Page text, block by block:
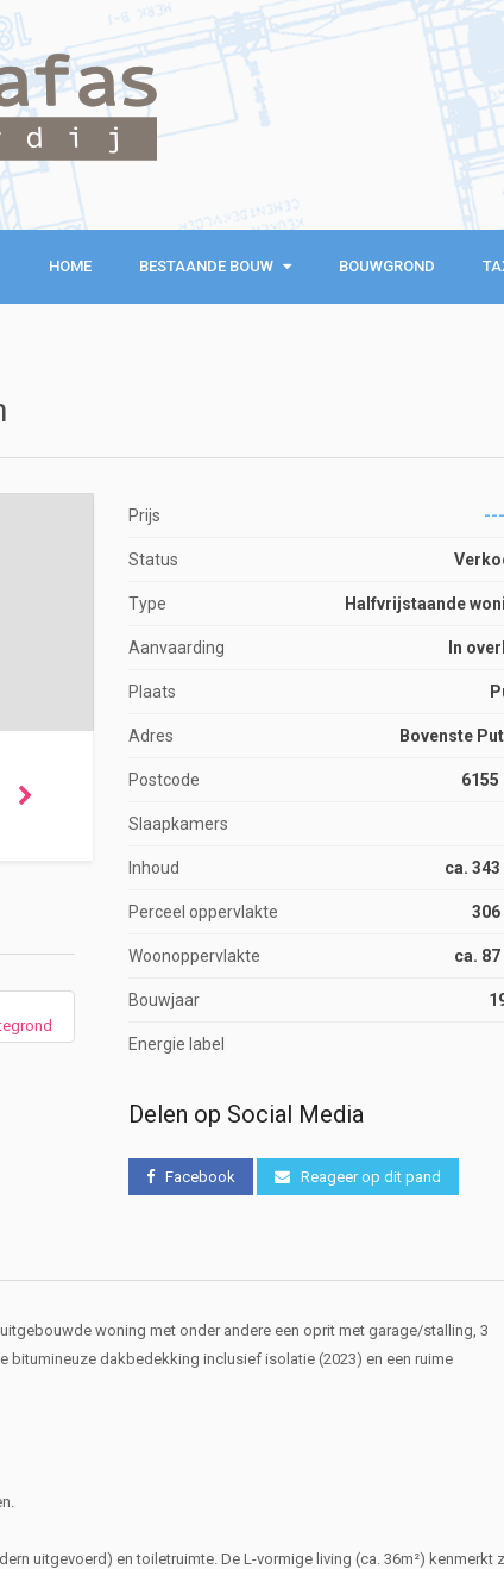
HOME BESTAANDE BOUW
BESTAANDE BOUW BOUWGROND
Prijs
Status
Type Halfvrijstaande
Aanvaarding In
Plaats
Adres Bovenste
Postcode 6155
Slaapkamers
Inhoud ca.
Perceel oppervlakte 306
Woonoppervlakte ca. 87
Bouwjaar
Energie label
Delen op Social Media
Facebook Reageer op dit pand
woning met onder andere een oprit met garage/stalling, 3
dakbedekking inclusief isolatie (2023) en een ruime
uitgevoerd) en toiletruimte. De L-vormige living (ca. 36m²) kenmerkt